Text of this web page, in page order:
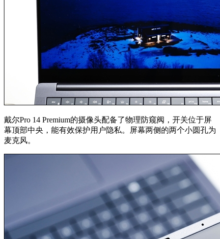
戴尔Pro 14 Premium的摄像头配备了物理防窥阀，开关位于屏
幕顶部中央，能有效保护用户隐私。屏幕两侧的两个小圆孔为
麦克风。